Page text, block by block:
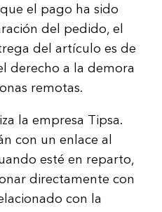
el pago ha sido
del pedido, el
del artículo es de
derecho a la demora
remotas.
la empresa Tipsa.
con un enlace al
esté en reparto,
directamente con
con la